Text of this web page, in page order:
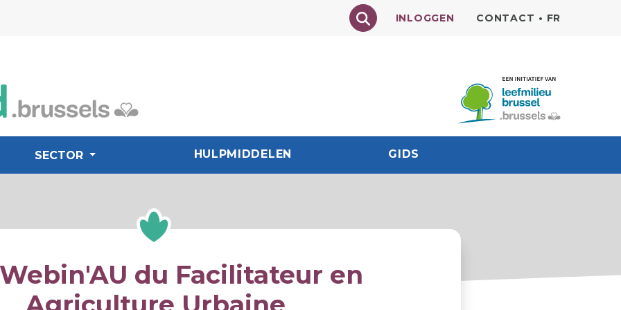
Texte à rechercher
INLOGGEN CONTACT • FR
SECTOR HULPMIDDELEN GIDS
du Facilitateur en